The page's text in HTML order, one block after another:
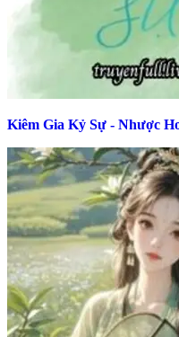
Kiêm Gia Kỷ Sự - Nhược